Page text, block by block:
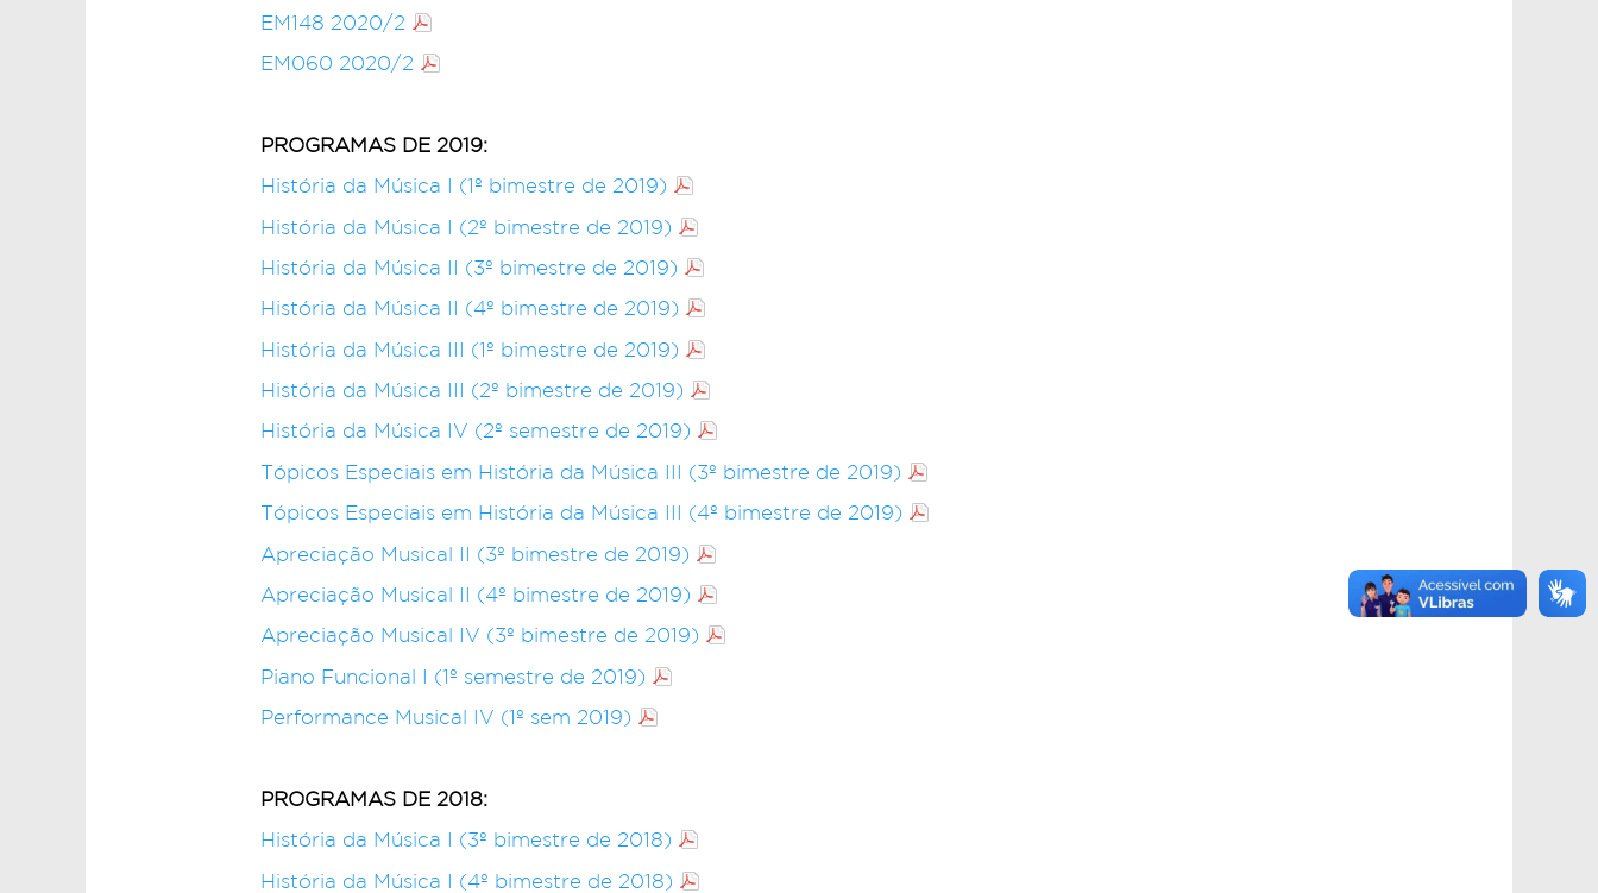
EM148 2020/2
EM060 2020/2
PROGRAMAS DE 2019:
História da Música I (1º bimestre de 2019)
História da Música I (2º bimestre de 2019)
História da Música II (3º bimestre de 2019)
História da Música II (4º bimestre de 2019)
História da Música III (1º bimestre de 2019)
História da Música III (2º bimestre de 2019)
História da Música IV (2º semestre de 2019)
Tópicos Especiais em História da Música III (3º bimestre de 2019)
Tópicos Especiais em História da Música III (4º bimestre de 2019)
Apreciação Musical II (3º bimestre de 2019)
Apreciação Musical II (4º bimestre de 2019)
Apreciação Musical IV (3º bimestre de 2019)
Piano Funcional I (1º semestre de 2019)
Performance Musical IV (1º sem 2019)
PROGRAMAS DE 2018:
História da Música I (3º bimestre de 2018)
História da Música I (4º bimestre de 2018)